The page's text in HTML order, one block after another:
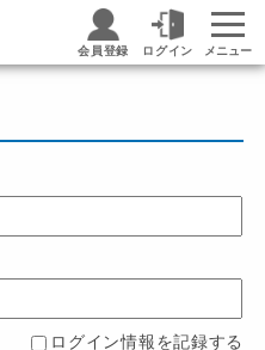
会員登録 ログイン メニュー
ログイン情報を記録する